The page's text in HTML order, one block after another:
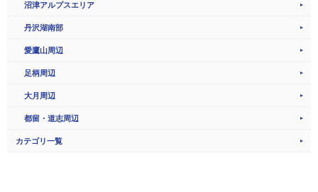
沼津アルプスエリア
丹沢湖南部
愛鷹山周辺
足柄周辺
大月周辺
都留・道志周辺
カテゴリ一覧